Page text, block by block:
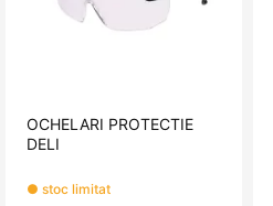
OCHELARI PROTECTIE
DELI
● stoc limitat